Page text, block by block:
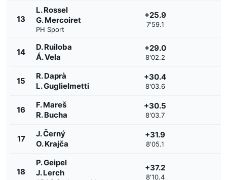
13
L. Rossel
G. Mercoiret
PH Sport
+25.9
7'59.1
14
D. Ruiloba
Á. Vela
+29.0
8'02.2
15
R. Daprà
L. Guglielmetti
+30.4
8'03.6
16
F. Mareš
R. Bucha
+30.5
8'03.7
17
J. Černý
O. Krajča
+31.9
8'05.1
18
P. Geipel
J. Lerch
+37.2
8'10.4